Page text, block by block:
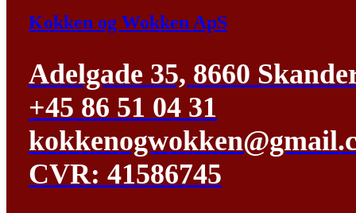
Kokken og Wokken ApS
Adelgade 35, 8660
+45 86 51 04 31
CVR: 41586745